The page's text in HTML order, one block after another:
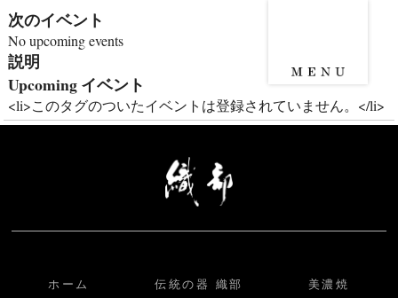
次のイベント
No upcoming events
説明
Upcoming イベント
<li>このタグのついたイベントは登録されていません。</li>
ホーム 伝統の器 織部 美濃焼